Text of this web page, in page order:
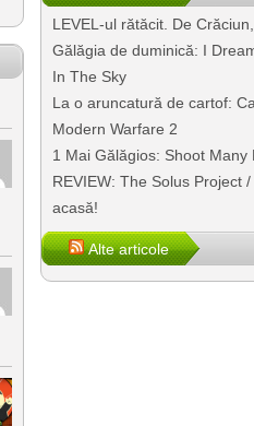
LEVEL-ul rătăcit. De
Gălăgia de duminică: I
In The Sky
La o aruncatură de cartof:
Modern Warfare 2
1 Mai Gălăgios: Shoot Many
REVIEW: The Solus Project
acasă!
Alte articole